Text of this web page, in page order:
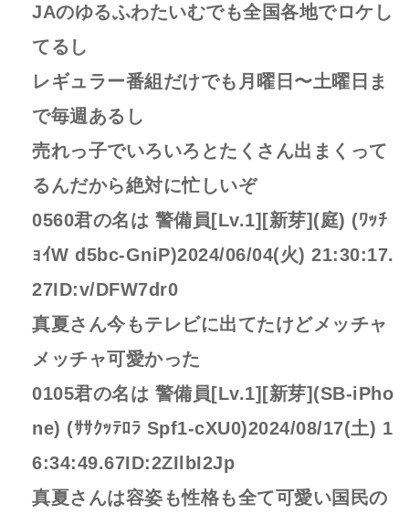
JAのゆるふわたいむでも全国各地でロケし
てるし
レギュラー番組だけでも月曜日〜土曜日ま
で毎週あるし
売れっ子でいろいろとたくさん出まくって
るんだから絶対に忙しいぞ
0560君の名は 警備員[Lv.1][新芽](庭) (ﾜｯﾁ
ｮｲW d5bc-GniP)2024/06/04(火) 21:30:17.
27ID:v/DFW7dr0
真夏さん今もテレビに出てたけどメッチャ
メッチャ可愛かった
0105君の名は 警備員[Lv.1][新芽](SB-iPho
ne) (ｻｻｸｯﾃﾛﾗ Spf1-cXU0)2024/08/17(土) 1
6:34:49.67ID:2ZIlbI2Jp
真夏さんは容姿も性格も全て可愛い国民の